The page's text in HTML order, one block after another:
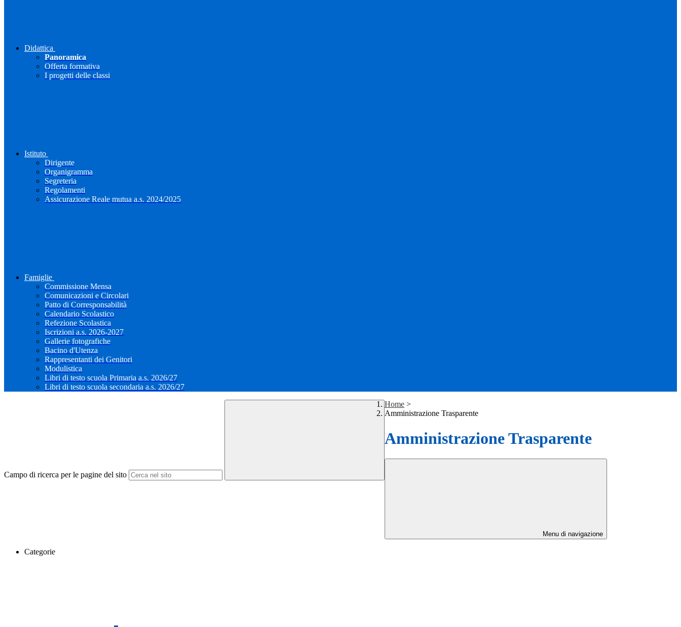
Didattica
Panoramica
Offerta formativa
I progetti delle classi
Istituto
Dirigente
Organigramma
Segreteria
Regolamenti
Assicurazione Reale mutua a.s. 2024/2025
Famiglie
Commissione Mensa
Comunicazioni e Circolari
Patto di Corresponsabilità
Calendario Scolastico
Refezione Scolastica
Iscrizioni a.s. 2026-2027
Gallerie fotografiche
Bacino d'Utenza
Rappresentanti dei Genitori
Modulistica
Libri di testo scuola Primaria a.s. 2026/27
Libri di testo scuola secondaria a.s. 2026/27
Campo di ricerca per le pagine del sito
Home >
Amministrazione Trasparente
Amministrazione Trasparente
Menu di navigazione
Categorie